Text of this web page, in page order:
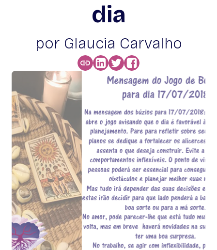
dia
por Glaucia Carvalho